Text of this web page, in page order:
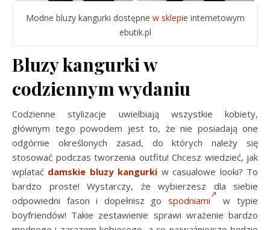
Modne bluzy kangurki dostępne w sklepie internetowym
ebutik.pl
Bluzy kangurki w
codziennym wydaniu
Codzienne stylizacje uwielbiają wszystkie kobiety,
głównym tego powodem jest to, że nie posiadają one
odgórnie określonych zasad, do których należy się
stosować podczas tworzenia outfitu! Chcesz wiedzieć, jak
wplatać damskie bluzy kangurki w casualowe looki? To
bardzo proste! Wystarczy, że wybierzesz dla siebie
odpowiedni fason i dopełnisz go spodniami
w typie
boyfriendów! Takie zestawienie sprawi wrażenie bardzo